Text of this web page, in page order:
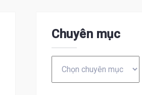
Chuyên mục